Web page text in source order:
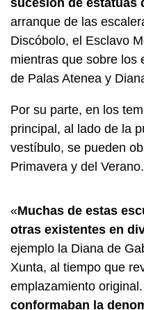
arranque de las
Discóbolo, el Esclavo
mientras que sobre los
de Palas Atenea y
Por su parte, en los
principal, al lado de la
vestíbulo, se pueden
Primavera y del Verano.
«Muchas de estas
otras existentes en
ejemplo la Diana de
Xunta, al tiempo que
emplazamiento
conformaban la